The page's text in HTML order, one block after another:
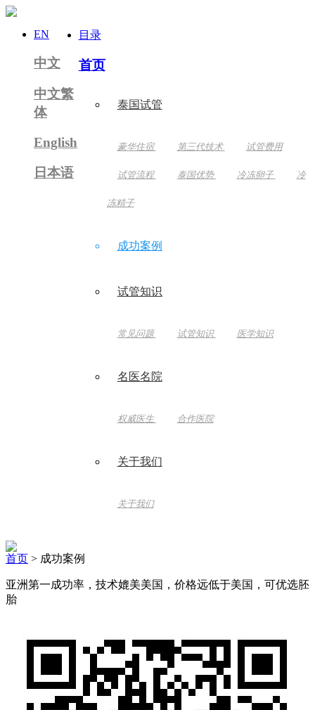
EN
中文
中文繁
体
English
日本语
目录
首页
泰国试管
豪华住宿 第三代技术 试管费用
试管流程 泰国优势 冷冻卵子 冷
冻精子
成功案例
试管知识
常见问题 试管知识 医学知识
名医名院
权威医生 合作医院
关于我们
关于我们
首页 > 成功案例
亚洲第一成功率，技术媲美美国，价格远低于美国，可优选胚
胎